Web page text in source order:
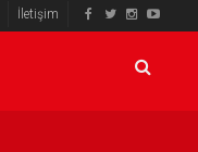
İletişim